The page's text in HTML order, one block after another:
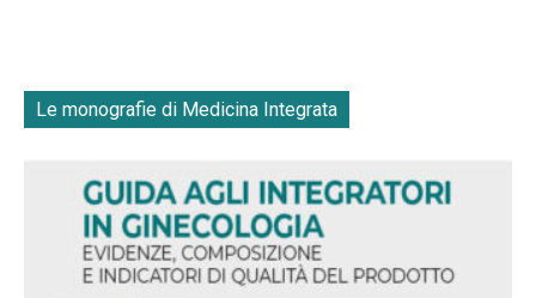
Le monografie di Medicina Integrata